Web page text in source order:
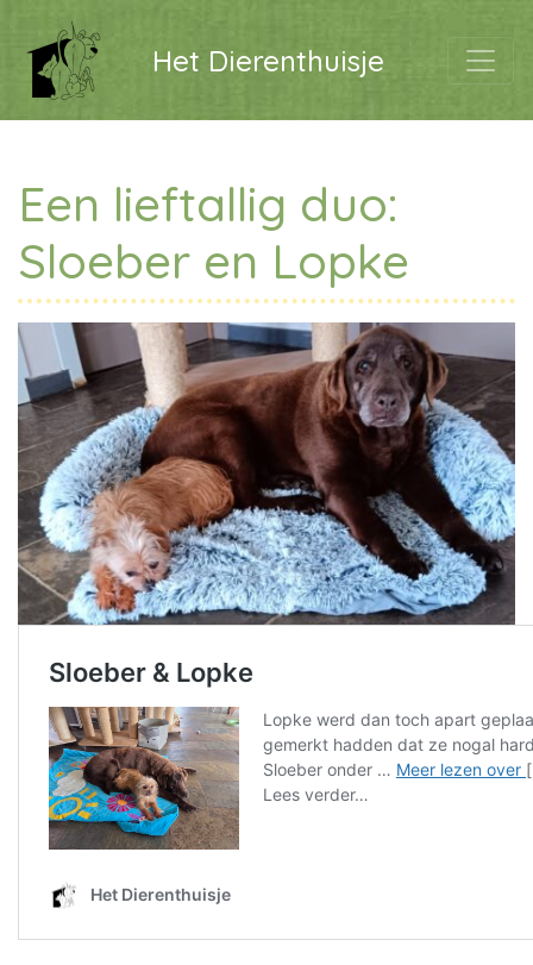
Het Dierenthuisje
Een lieftallig duo:
Sloeber en Lopke